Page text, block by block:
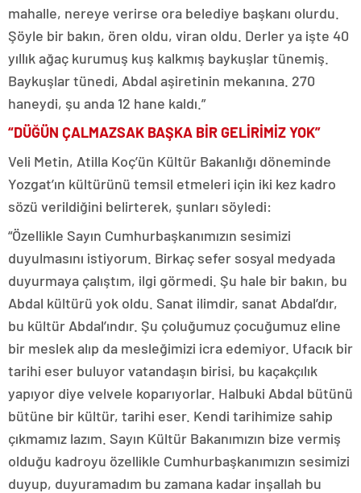
mahalle, nereye verirse ora belediye başkanı olurdu.
Şöyle bir bakın, ören oldu, viran oldu. Derler ya işte 40
yıllık ağaç kurumuş kuş kalkmış baykuşlar tünemiş.
Baykuşlar tünedi, Abdal aşiretinin mekanına. 270
haneydi, şu anda 12 hane kaldı.”
“DÜĞÜN ÇALMAZSAK BAŞKA BİR GELİRİMİZ YOK”
Veli Metin, Atilla Koç’ün Kültür Bakanlığı döneminde
Yozgat’ın kültürünü temsil etmeleri için iki kez kadro
sözü verildiğini belirterek, şunları söyledi:
“Özellikle Sayın Cumhurbaşkanımızın sesimizi
duyulmasını istiyorum. Birkaç sefer sosyal medyada
duyurmaya çalıştım, ilgi görmedi. Şu hale bir bakın, bu
Abdal kültürü yok oldu. Sanat ilimdir, sanat Abdal’dır,
bu kültür Abdal’ındır. Şu çoluğumuz çocuğumuz eline
bir meslek alıp da mesleğimizi icra edemiyor. Ufacık bir
tarihi eser buluyor vatandaşın birisi, bu kaçakçılık
yapıyor diye velvele koparıyorlar. Halbuki Abdal bütünü
bütüne bir kültür, tarihi eser. Kendi tarihimize sahip
çıkmamız lazım. Sayın Kültür Bakanımızın bize vermiş
olduğu kadroyu özellikle Cumhurbaşkanımızın sesimizi
duyup, duyuramadım bu zamana kadar inşallah bu